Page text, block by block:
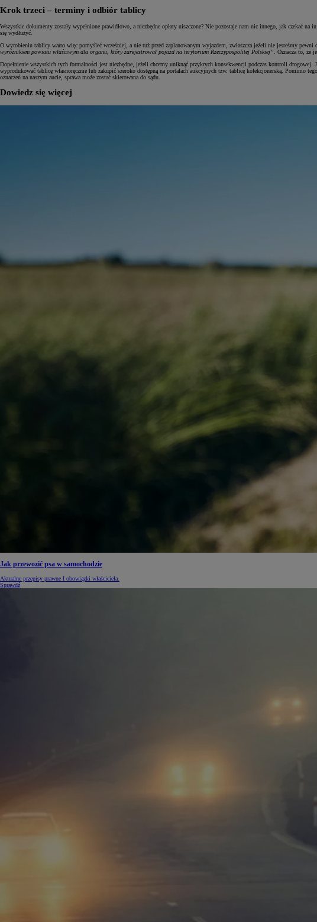
Krok trzeci – terminy i odbiór tablicy
Wszystkie dokumenty zostały wypełnione prawidłowo, a niezbędne opłaty uiszczone? Nie pozostaje nam nic innego, jak czekać
się wydłużyć.
O wyrobieniu tablicy warto więc pomyśleć wcześniej, a nie tuż przed zaplanowanym wyjazdem, zwłaszcza jeżeli nie jesteśmy
wyróżnikiem powiatu właściwym dla organu, który zarejestrował pojazd na terytorium Rzeczypospolitej Polskiej” . Oznacza to, że
Dopełnienie wszystkich tych formalności jest niezbędne, jeżeli chcemy uniknąć przykrych konsekwencji podczas kontroli
wyprodukować tablicę własnoręcznie lub zakupić szeroko dostępną na portalach aukcyjnych tzw. tablicę kolekcjonerską. Pomimo
oznaczeń na naszym aucie, sprawa może zostać skierowana do sądu.
Dowiedz się więcej
Jak przewozić psa w samochodzie
Aktualne przepisy prawne I obowiązki właściciela.
Sprawdź